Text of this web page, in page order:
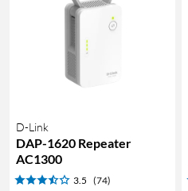
D-Link
DAP-1620 Repeater
AC1300
3.5 (74)